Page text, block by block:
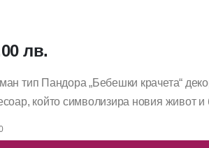
лв.
тип Пандора „Бебешки крачета“
който символизира новия живот и